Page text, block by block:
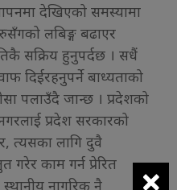
देखिएको समस्यामा
लबिङ्ग बढाएर
सक्रिय हुनुपर्दछ । सधैं
दिईरहनुपर्ने बाध्यताको
पलाउँदै जान्छ । प्रदेशको
प्रदेश सरकारको
त्यसका लागि दुवै
गरेर काम गर्न प्रेरित
नागरिक नै